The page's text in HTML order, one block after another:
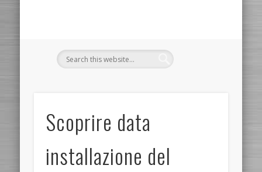
Scoprire data
installazione del